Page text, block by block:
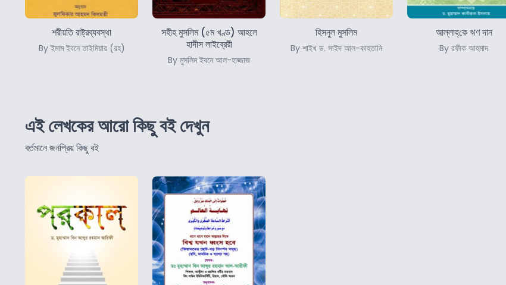
শরীয়তি রাষ্ট্রব্যবস্থা
By ইমাম ইবনে তাইমিয়ার (রহ)
সহীহ মুসলিম (৫ম খণ্ড) আহলে
হাদীস লাইব্রেরী
By মুসলিম ইবনে আল-হাজ্জাজ
হিসনুল মুসলিম
By শাইখ ড. সাইদ আল-কাহতানি
আল্লাহ্‌কে ঋণ দান
By রফীক আহমাদ
এই লেখকের আরো কিছু বই দেখুন
বর্তমানে জনপ্রিয় কিছু বই